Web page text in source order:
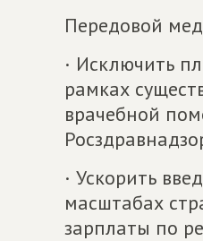
Передовой
· Исключить
рамках
врачебной
· Ускорить
масштабах
зарплаты по